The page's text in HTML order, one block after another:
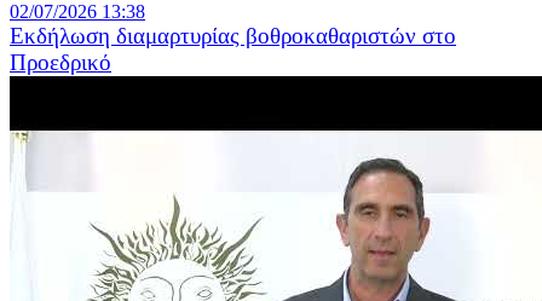
02/07/2026 13:38
Εκδήλωση διαμαρτυρίας βοθροκαθαριστών στο
Προεδρικό